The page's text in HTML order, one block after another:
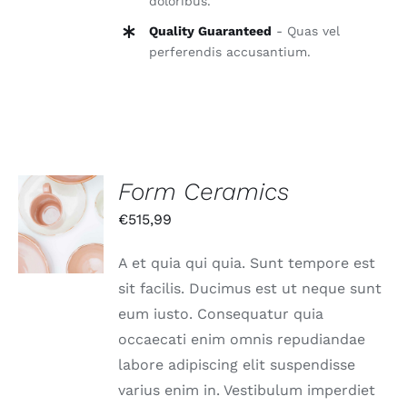
Quality Guaranteed - Quas vel
perferendis accusantium.
IN DEN
WARENKORB
/
DETAILS
Form Ceramics
€515,99
A et quia qui quia. Sunt tempore est
sit facilis. Ducimus est ut neque sunt
eum iusto. Consequatur quia
occaecati enim omnis repudiandae
labore adipiscing elit suspendisse
varius enim in. Vestibulum imperdiet